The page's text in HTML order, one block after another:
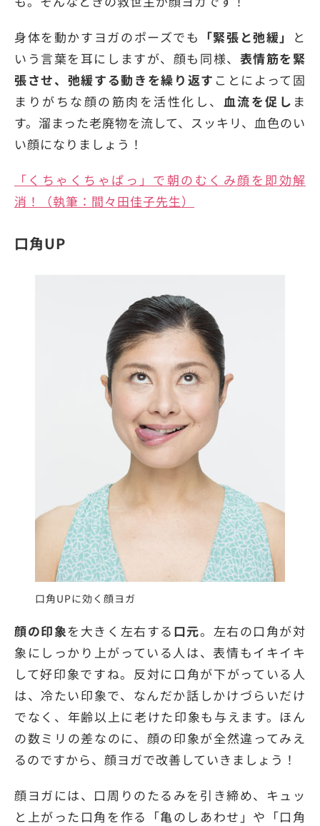
身体を動かすヨガのポーズでも 「緊張と弛緩」 と
いう言葉を耳にしますが、顔も同様、 表情筋を緊
張させ、弛緩する動きを繰り返す ことによって固
まりがちな顔の筋肉を活性化し、 血流を促し ま
す。溜まった老廃物を流して、スッキリ、血色のい
い顔になりましょう！
「くちゃくちゃぱっ」で朝のむくみ顔を即効解
消！（執筆：間々田佳子先生）
口角UP
口角UPに効く顔ヨガ
顔の印象を大きく左右する 口元。左右の口角が対
象にしっかり上がっている人は、表情もイキイキ
して好印象ですね。反対に口角が下がっている人
は、冷たい印象で、なんだか話しかけづらいだけ
でなく、年齢以上に老けた印象も与えます。ほん
の数ミリの差なのに、顔の印象が全然違ってみえ
るのですから、顔ヨガで改善していきましょう！
顔ヨガには、口周りのたるみを引き締め、キュッ
と上がった口角を作る「亀のしあわせ」や「口角